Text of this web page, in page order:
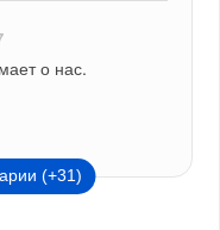
о нас.
(+31)